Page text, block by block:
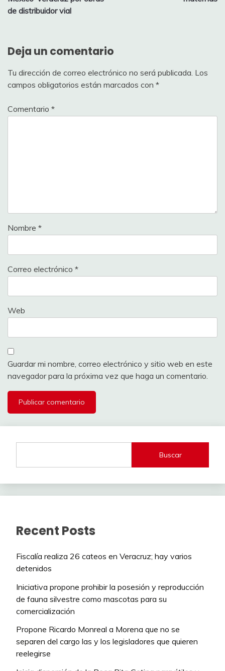
de distribuidor vial
Deja un comentario
Tu dirección de correo electrónico no será publicada. Los
campos obligatorios están marcados con *
Comentario *
Nombre *
Correo electrónico *
Web
Guardar mi nombre, correo electrónico y sitio web en este
navegador para la próxima vez que haga un comentario.
Buscar
Recent Posts
Fiscalía realiza 26 cateos en Veracruz; hay varios
detenidos
Iniciativa propone prohibir la posesión y reproducción
de fauna silvestre como mascotas para su
comercialización
Propone Ricardo Monreal a Morena que no se
separen del cargo las y los legisladores que quieren
reelegirse